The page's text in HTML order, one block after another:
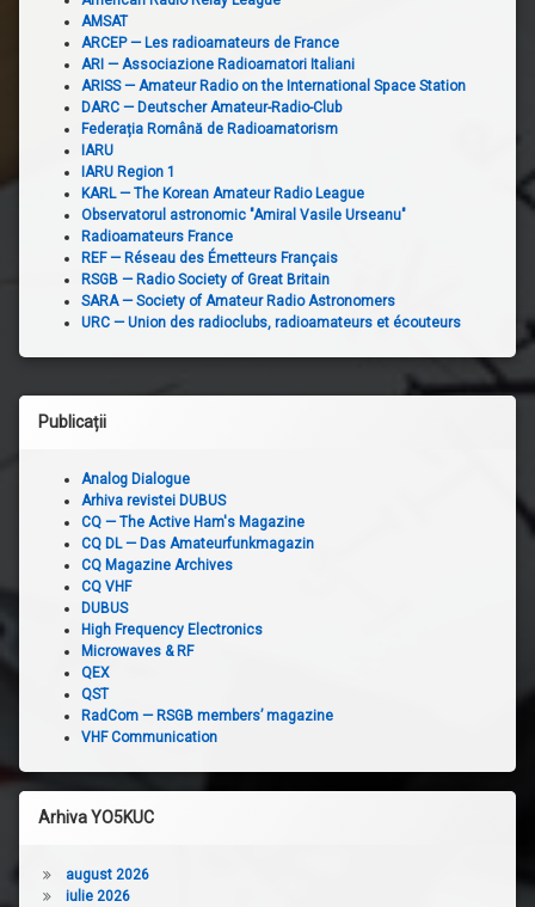
AMSAT
ARCEP — Les radioamateurs de France
ARI — Associazione Radioamatori Italiani
ARISS — Amateur Radio on the International Space Station
DARC — Deutscher Amateur-Radio-Club
Federația Română de Radioamatorism
IARU
IARU Region 1
KARL — The Korean Amateur Radio League
Observatorul astronomic "Amiral Vasile Urseanu"
Radioamateurs France
REF — Réseau des Émetteurs Français
RSGB — Radio Society of Great Britain
SARA — Society of Amateur Radio Astronomers
URC — Union des radioclubs, radioamateurs et écouteurs
Publicații
Analog Dialogue
Arhiva revistei DUBUS
CQ — The Active Ham's Magazine
CQ DL — Das Amateurfunkmagazin
CQ Magazine Archives
CQ VHF
DUBUS
High Frequency Electronics
Microwaves & RF
QEX
QST
RadCom — RSGB members’ magazine
VHF Communication
Arhiva YO5KUC
august 2026
iulie 2026